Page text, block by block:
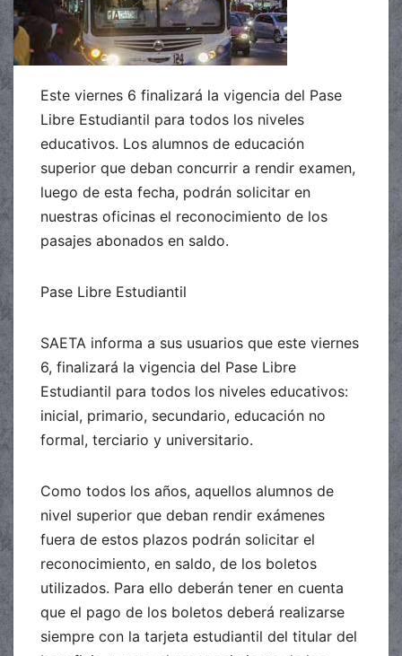
Este viernes 6 finalizará la vigencia del Pase
Libre Estudiantil para todos los niveles
educativos. Los alumnos de educación
superior que deban concurrir a rendir examen,
luego de esta fecha, podrán solicitar en
nuestras oficinas el reconocimiento de los
pasajes abonados en saldo.
Pase Libre Estudiantil
SAETA informa a sus usuarios que este viernes
6, finalizará la vigencia del Pase Libre
Estudiantil para todos los niveles educativos:
inicial, primario, secundario, educación no
formal, terciario y universitario.
Como todos los años, aquellos alumnos de
nivel superior que deban rendir exámenes
fuera de estos plazos podrán solicitar el
reconocimiento, en saldo, de los boletos
utilizados. Para ello deberán tener en cuenta
que el pago de los boletos deberá realizarse
siempre con la tarjeta estudiantil del titular del